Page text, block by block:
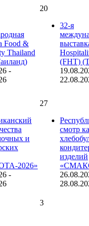
Food &
Thailand
-
20
32-я
(FHT)
и
2026»
-
27
смотр
изделий
3